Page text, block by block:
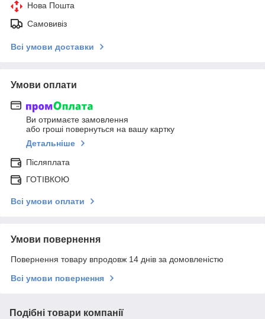
Нова Пошта
Самовивіз
Всі умови доставки
Умови оплати
Ви отримаєте замовлення
або гроші повернуться на вашу картку
Детальніше
Післяплата
ГОТІВКОЮ
Всі умови оплати
Умови повернення
Повернення товару впродовж 14 днів за домовленістю
Всі умови повернення
Подібні товари компанії